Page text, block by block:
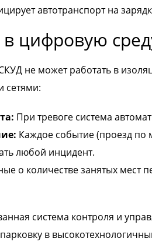
автотранспорт на
цифровую
не может работать в
сетями:
При тревоге система
Каждое событие (проезд по
любой инцидент.
о количестве занятых мест
система контроля и
в